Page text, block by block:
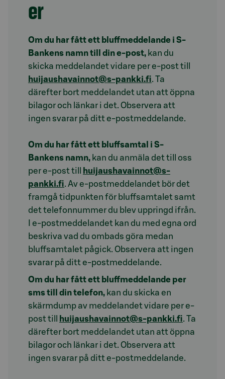
er
Om du har fått ett bluffmeddelande i S-
Bankens namn till din e-post, kan du
skicka meddelandet vidare per e-post till
huijaushavainnot@s-pankki.fi. Ta
därefter bort meddelandet utan att öppna
bilagor och länkar i det. Observera att
ingen svarar på ditt e-postmeddelande.
Om du har fått ett bluffsamtal i S-
Bankens namn, kan du anmäla det till oss
per e-post till
huijaushavainnot@s-
pankki.fi. Av e-postmeddelandet bör det
framgå tidpunkten för bluffsamtalet samt
det telefonnummer du blev uppringd ifrån.
I e-postmeddelandet kan du med egna ord
beskriva vad du ombads göra medan
bluffsamtalet pågick. Observera att ingen
svarar på ditt e-postmeddelande.
Om du har fått ett bluffmeddelande per
sms till din telefon, kan du skicka en
skärmdump av meddelandet vidare per e-
post till
huijaushavainnot@s-pankki.fi. Ta
därefter bort meddelandet utan att öppna
bilagor och länkar i det. Observera att
ingen svarar på ditt e-postmeddelande.